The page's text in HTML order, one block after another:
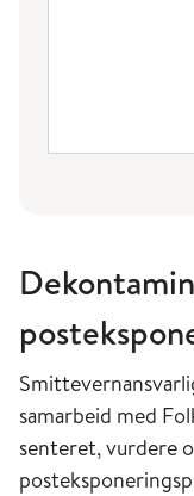
samarbeid med
senteret, vurdere